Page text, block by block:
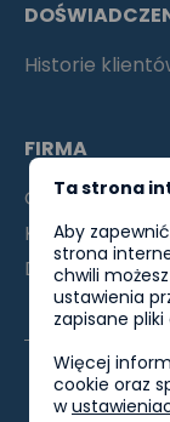
Historie
FIRMA
O nas
Kontakty
Dla partnerów
Ta strona
Aby
strona
chwili
ustawienia
zapisane pliki
Więcej
cookie oraz
w